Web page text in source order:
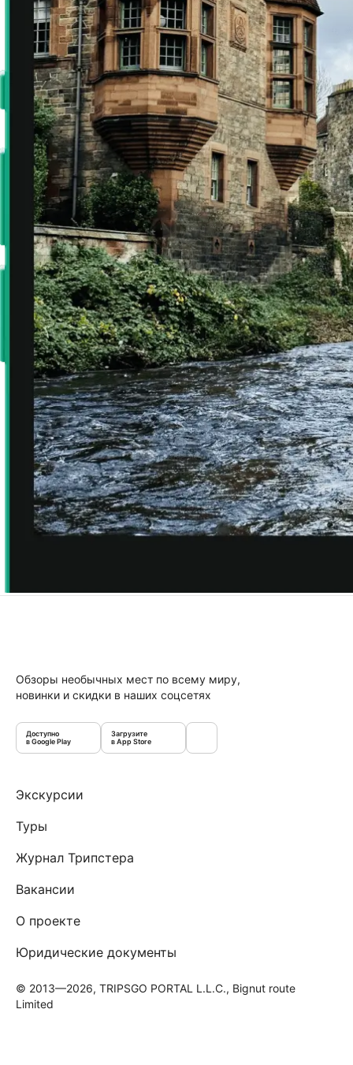
Обзоры необычных мест по всему миру,
новинки и скидки в наших соцсетях
Доступно
в Google Play
Загрузите
в App Store
Экскурсии
Туры
Журнал Трипстера
Вакансии
О проекте
Юридические документы
© 2013—2026, TRIPSGO PORTAL L.L.C., Bignut route
Limited